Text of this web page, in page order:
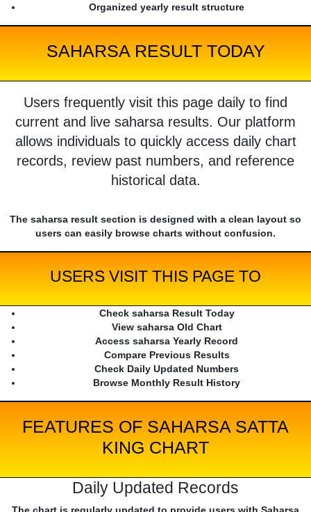
Organized yearly result structure
SAHARSA RESULT TODAY
Users frequently visit this page daily to find
current and live saharsa results. Our platform
allows individuals to quickly access daily chart
records, review past numbers, and reference
historical data.
The saharsa result section is designed with a clean layout so
users can easily browse charts without confusion.
USERS VISIT THIS PAGE TO
Check saharsa Result Today
View saharsa Old Chart
Access saharsa Yearly Record
Compare Previous Results
Check Daily Updated Numbers
Browse Monthly Result History
FEATURES OF SAHARSA SATTA
KING CHART
Daily Updated Records